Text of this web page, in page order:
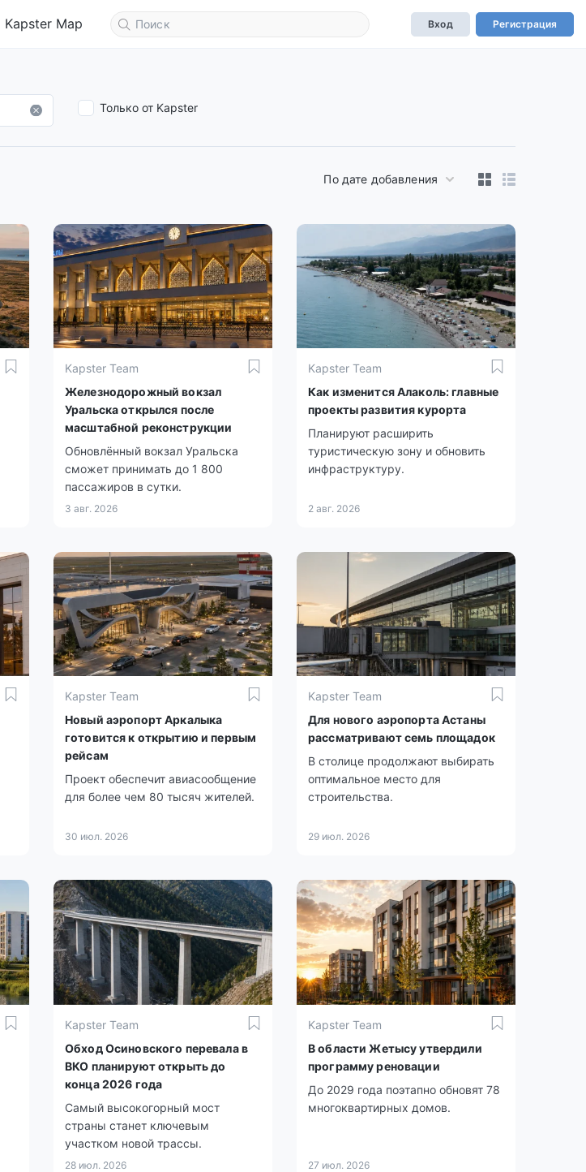
Kapster Map Вход Регистрация
Только от Kapster
По дате добавления
Kapster Team
Железнодорожный вокзал
Уральска открылся после
масштабной реконструкции
Обновлённый вокзал Уральска
сможет принимать до 1 800
пассажиров в сутки.
3 авг. 2026
Kapster Team
Как изменится Алаколь: главные
проекты развития курорта
Планируют расширить
туристическую зону и обновить
инфраструктуру.
2 авг. 2026
Kapster Team
Новый аэропорт Аркалыка
готовится к открытию и первым
рейсам
Проект обеспечит авиасообщение
для более чем 80 тысяч жителей.
30 июл. 2026
Kapster Team
Для нового аэропорта Астаны
рассматривают семь площадок
В столице продолжают выбирать
оптимальное место для
строительства.
29 июл. 2026
Kapster Team
Обход Осиновского перевала в
ВКО планируют открыть до
конца 2026 года
Самый высокогорный мост
страны станет ключевым
участком новой трассы.
28 июл. 2026
Kapster Team
В области Жетысу утвердили
программу реновации
До 2029 года поэтапно обновят 78
многоквартирных домов.
27 июл. 2026